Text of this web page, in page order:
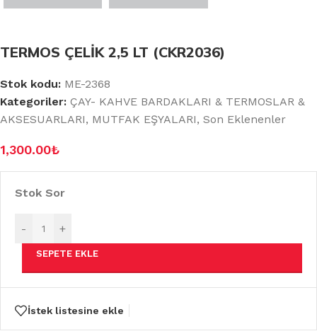
TERMOS ÇELİK 2,5 LT (CKR2036)
Stok kodu: ME-2368
Kategoriler: ÇAY- KAHVE BARDAKLARI & TERMOSLAR &
AKSESUARLARI, MUTFAK EŞYALARI, Son Eklenenler
1,300.00₺
Stok Sor
- +
SEPETE EKLE
İstek listesine ekle